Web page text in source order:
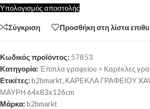
Υπολογισμός αποστολής
Σύγκριση Προσθήκη στη λίστα
Κωδικός προϊόντος: 57853
Κατηγορία: Έπιπλα γραφείου > Καρέκλες
Ετικέτες: b2bmarkt, ΚΑΡΕΚΛΑ ΓΡΑΦΕΙΟΥ
ΜΑΥΡΗ 64x83x126cm
Μάρκα: b2bmarkt